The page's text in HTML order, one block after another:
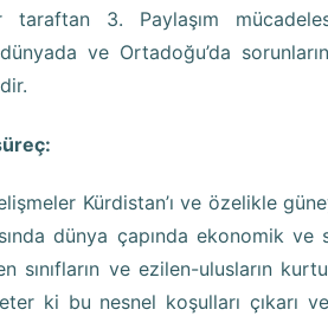
taraftan 3. Paylaşım
dünyada ve Ortadoğu’da
Kürdistan’ı ve özelikle
dünya çapında ekonomik ve
sınıfların ve ezilen-ulusların
ki bu nesnel koşulları çıkarı